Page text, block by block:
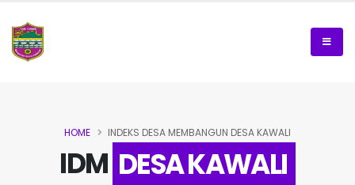
IDM DESA KAWALI
HOME INDEKS DESA MEMBANGUN DESA KAWALI